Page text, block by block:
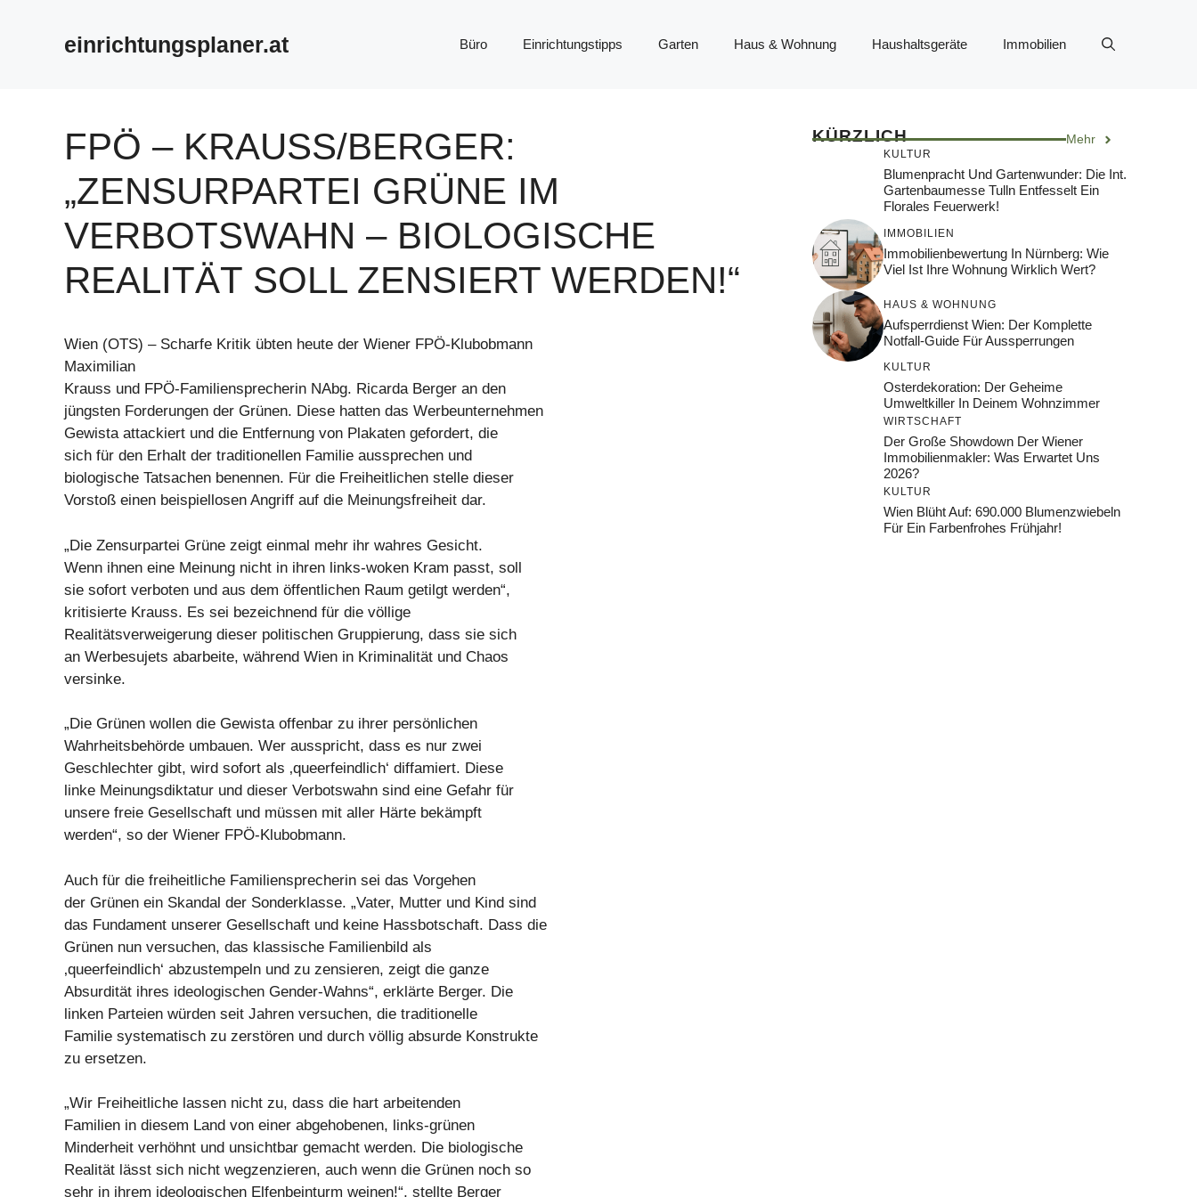
einrichtungsplaner.at Büro Einrichtungstipps Garten Haus & Wohnung Haushaltsgeräte Immobilien
FPÖ – KRAUSS/BERGER:
„ZENSURPARTEI GRÜNE IM
VERBOTSWAHN – BIOLOGISCHE
REALITÄT SOLL ZENSIERT WERDEN!“
Wien (OTS) – Scharfe Kritik übten heute der Wiener FPÖ-Klubobmann
Maximilian
Krauss und FPÖ-Familiensprecherin NAbg. Ricarda Berger an den
jüngsten Forderungen der Grünen. Diese hatten das Werbeunternehmen
Gewista attackiert und die Entfernung von Plakaten gefordert, die
sich für den Erhalt der traditionellen Familie aussprechen und
biologische Tatsachen benennen. Für die Freiheitlichen stelle dieser
Vorstoß einen beispiellosen Angriff auf die Meinungsfreiheit dar.
„Die Zensurpartei Grüne zeigt einmal mehr ihr wahres Gesicht.
Wenn ihnen eine Meinung nicht in ihren links-woken Kram passt, soll
sie sofort verboten und aus dem öffentlichen Raum getilgt werden“,
kritisierte Krauss. Es sei bezeichnend für die völlige
Realitätsverweigerung dieser politischen Gruppierung, dass sie sich
an Werbesujets abarbeite, während Wien in Kriminalität und Chaos
versinke.
„Die Grünen wollen die Gewista offenbar zu ihrer persönlichen
Wahrheitsbehörde umbauen. Wer ausspricht, dass es nur zwei
Geschlechter gibt, wird sofort als ‚queerfeindlich‘ diffamiert. Diese
linke Meinungsdiktatur und dieser Verbotswahn sind eine Gefahr für
unsere freie Gesellschaft und müssen mit aller Härte bekämpft
werden“, so der Wiener FPÖ-Klubobmann.
Auch für die freiheitliche Familiensprecherin sei das Vorgehen
der Grünen ein Skandal der Sonderklasse. „Vater, Mutter und Kind sind
das Fundament unserer Gesellschaft und keine Hassbotschaft. Dass die
Grünen nun versuchen, das klassische Familienbild als
‚queerfeindlich‘ abzustempeln und zu zensieren, zeigt die ganze
Absurdität ihres ideologischen Gender-Wahns“, erklärte Berger. Die
linken Parteien würden seit Jahren versuchen, die traditionelle
Familie systematisch zu zerstören und durch völlig absurde Konstrukte
zu ersetzen.
„Wir Freiheitliche lassen nicht zu, dass die hart arbeitenden
Familien in diesem Land von einer abgehobenen, links-grünen
Minderheit verhöhnt und unsichtbar gemacht werden. Die biologische
Realität lässt sich nicht wegzenzieren, auch wenn die Grünen noch so
sehr in ihrem ideologischen Elfenbeinturm weinen!“, stellte Berger
KÜRZLICH Mehr
KULTUR
Blumenpracht Und Gartenwunder: Die Int.
Gartenbaumesse Tulln Entfesselt Ein
Florales Feuerwerk!
IMMOBILIEN
Immobilienbewertung In Nürnberg: Wie
Viel Ist Ihre Wohnung Wirklich Wert?
HAUS & WOHNUNG
Aufsperrdienst Wien: Der Komplette
Notfall-Guide Für Aussperrungen
KULTUR
Osterdekoration: Der Geheime
Umweltkiller In Deinem Wohnzimmer
WIRTSCHAFT
Der Große Showdown Der Wiener
Immobilienmakler: Was Erwartet Uns
2026?
KULTUR
Wien Blüht Auf: 690.000 Blumenzwiebeln
Für Ein Farbenfrohes Frühjahr!